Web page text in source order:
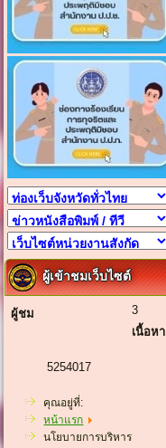
ผู้เข้าชมเว็บไซต์
ผู้ชม
3
เนื้อหา
5254017
คุณอยู่ที่:
หน้าแรก
นโยบายการบริหาร